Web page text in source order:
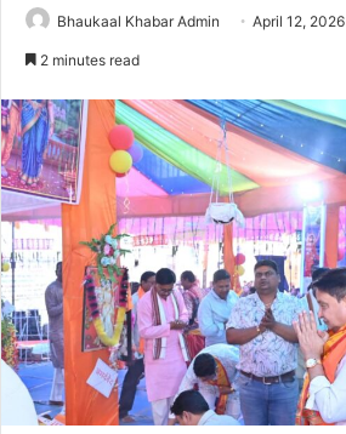
Bhaukaal Khabar Admin April 12, 2026
2 minutes read